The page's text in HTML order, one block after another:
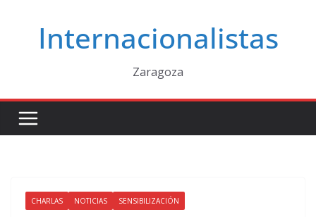
contenidoInternacionalistas
Zaragoza
CHARLAS NOTICIAS SENSIBILIZACIÓN